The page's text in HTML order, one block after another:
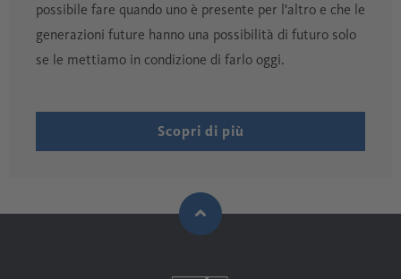
possibile fare quando uno è presente per l'altro e che le
generazioni future hanno una possibilità di futuro solo
se le mettiamo in condizione di farlo oggi.
Scopri di più